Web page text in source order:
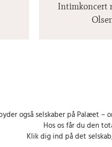
Intimkoncert
også selskaber på Palæet –
Hos os får du den
Klik dig ind på det